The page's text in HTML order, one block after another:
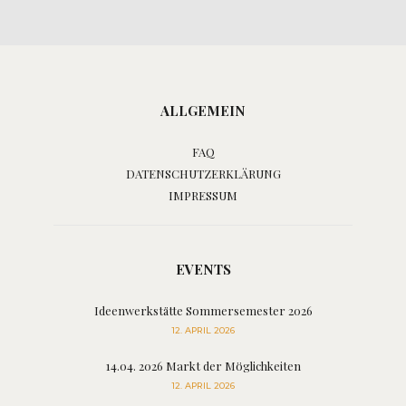
ALLGEMEIN
FAQ
DATENSCHUTZERKLÄRUNG
IMPRESSUM
EVENTS
Ideenwerkstätte Sommersemester 2026
12. APRIL 2026
14.04. 2026 Markt der Möglichkeiten
12. APRIL 2026